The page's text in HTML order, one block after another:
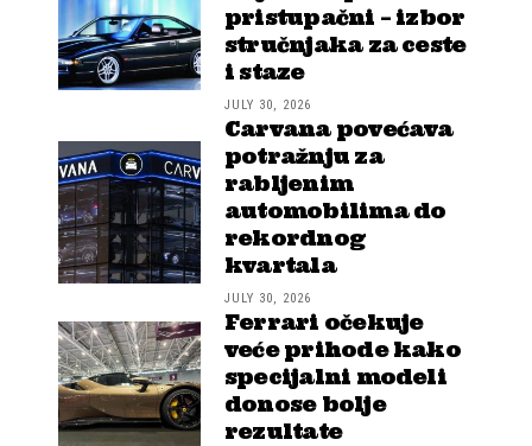
pristupačni – izbor
stručnjaka za ceste
i staze
JULY 30, 2026
Carvana povećava
potražnju za
rabljenim
automobilima do
rekordnog
kvartala
JULY 30, 2026
Ferrari očekuje
veće prihode kako
specijalni modeli
donose bolje
rezultate